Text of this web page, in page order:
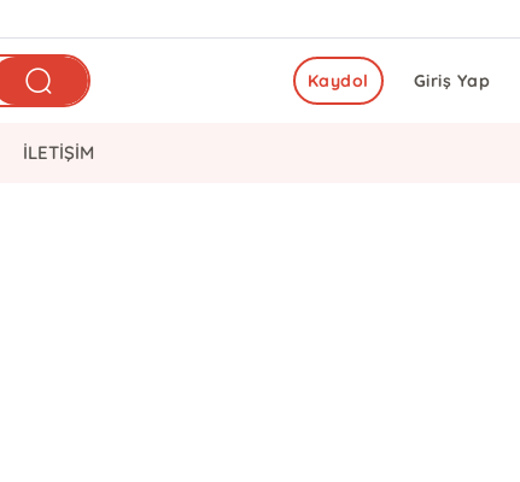
Giriş Yap
Kaydol
İLETİŞİM